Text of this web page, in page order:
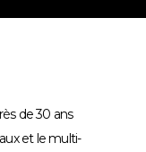
de 30 ans
et le multi-